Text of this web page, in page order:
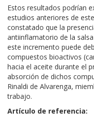
Estos resultados podrían
estudios anteriores de
constatado que la
antiinflamatorio de la
este incremento puede
compuestos bioactivos
hacia el aceite durante el
absorción de dichos
Rinaldi de Alvarenga,
trabajo.
Artículo de referencia: